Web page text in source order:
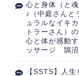
心と身体（と
♪（中庭さんと
ュラルなイキ
トラーさん）
心と体が感動
ッサージ 鵠沼
【SSTS】人